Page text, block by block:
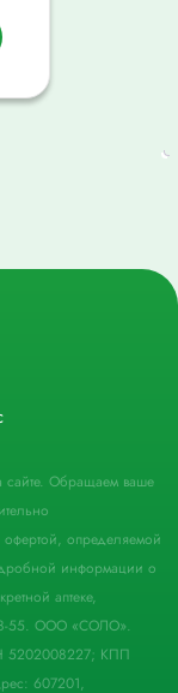
сайте. Обращаем ваше
определяемой
информации о
аптеке,
55. ООО «СОЛО».
5202008227; КПП
607201,